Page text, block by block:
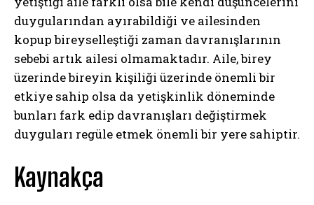
duygularından ayırabildiği ve ailesinden
kopup bireyselleştiği zaman davranışlarının
sebebi artık ailesi olmamaktadır. Aile, birey
üzerinde bireyin kişiliği üzerinde önemli bir
etkiye sahip olsa da yetişkinlik döneminde
bunları fark edip davranışları değiştirmek
duyguları regüle etmek önemli bir yere sahiptir.
Kaynakça